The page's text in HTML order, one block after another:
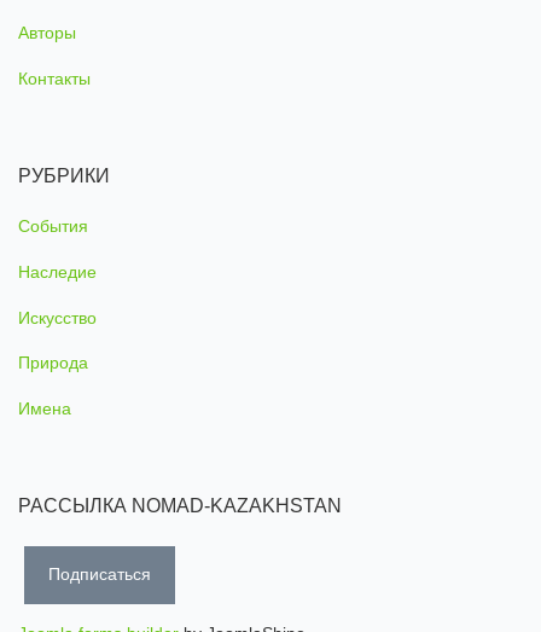
Авторы
Контакты
РУБРИКИ
События
Наследие
Искусство
Природа
Имена
РАССЫЛКА NOMAD-KAZAKHSTAN
Подписаться